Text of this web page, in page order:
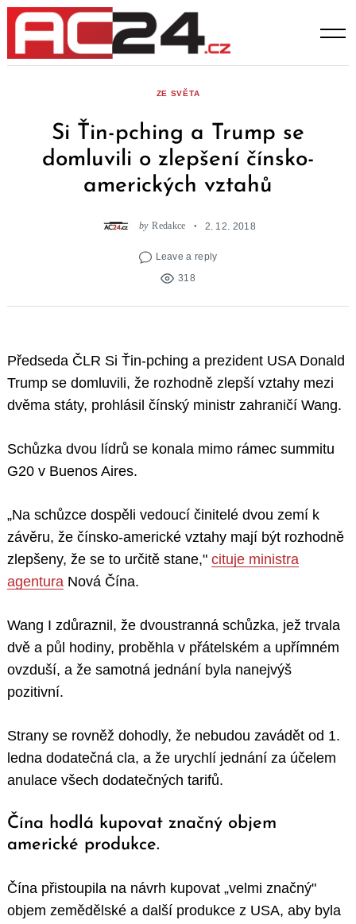
Skip
content
ZE SVĚTA
Si Ťin-pching a Trump se
domluvili o zlepšení čínsko-
amerických vztahů
by Redakce 2. 12. 2018
Leave a reply
318
Předseda ČLR Si Ťin-pching a prezident USA Donald
Trump se domluvili, že rozhodně zlepší vztahy mezi
dvěma státy, prohlásil čínský ministr zahraničí Wang.
Schůzka dvou lídrů se konala mimo rámec summitu
G20 v Buenos Aires.
„Na schůzce dospěli vedoucí činitelé dvou zemí k
závěru, že čínsko-americké vztahy mají být rozhodně
zlepšeny, že se to určitě stane," cituje ministra
agentura Nová Čína.
Wang I zdůraznil, že dvoustranná schůzka, jež trvala
dvě a půl hodiny, proběhla v přátelském a upřímném
ovzduší, a že samotná jednání byla nanejvýš
pozitivní.
Strany se rovněž dohodly, že nebudou zavádět od 1.
ledna dodatečná cla, a že urychlí jednání za účelem
anulace všech dodatečných tarifů.
Čína hodlá kupovat značný objem
americké produkce.
Čína přistoupila na návrh kupovat „velmi značný"
objem zemědělské a další produkce z USA, aby byla